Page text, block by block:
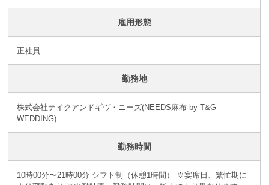
雇用形態
正社員
勤務地
株式会社テイクアンドギヴ・ニーズ(NEEDS麻布 by T&G
WEDDING)
勤務時間
10時00分〜21時00分 シフト制（休憩1時間） ※宴席日、繁忙期に